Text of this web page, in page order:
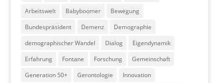
Arbeitswelt
Babyboomer
Bewegung
Bundespräsident
Demenz
Demographie
demographischer Wandel
Dialog
Eigendynamik
Erfahrung
Fontane Forschung
Gemeinschaft
Generation 50+
Gerontologie
Innovation